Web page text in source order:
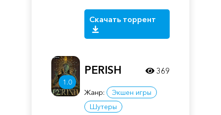
Скачать торрент
1.0
PERISH
Жанр:
Экшен игры
Шутеры
369